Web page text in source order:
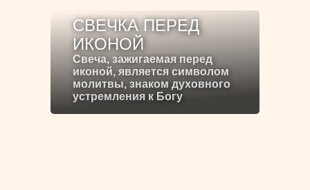
СВЕЧКА ПЕРЕД
ИКОНОЙ
Свеча, зажигаемая перед
иконой, является символом
молитвы, знаком духовного
устремления к Богу